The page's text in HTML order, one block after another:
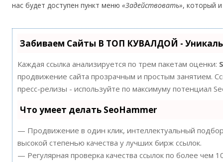
нас будет доступен пункт меню «Задействовать», который
Забиваем Сайты В ТОП КУВАЛДОЙ -
Каждая ссылка анализируется по трем пакетам оценки:
продвижение сайта прозрачным и простым занятием.
пресс-релизы - используйте по максимуму потенциал
Что умеет делать SeoHammer
— Продвижение в один клик, интеллектуальный
высокой степенью качества у лучших бирж ссылок.
— Регулярная проверка качества ссылок по более чем